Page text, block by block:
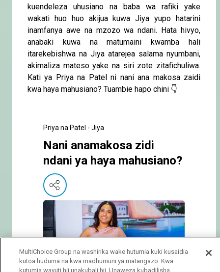
kuendeleza uhusiano na baba wa rafiki yake
wakati huo huo akijua kuwa Jiya yupo hatarini
inamfanya awe na mzozo wa ndani. Hata hivyo,
anabaki kuwa na matumaini kwamba hali
itarekebishwa na Jiya atarejea salama nyumbani,
akimaliza mateso yake na siri zote zitafichuliwa.
Kati ya Priya na Patel ni nani ana makosa zaidi
kwa haya mahusiano? Tuambie hapo chini 👇
Priya na Patel - Jiya
Nani anamakosa zidi
ndani ya haya mahusiano?
MultiChoice Group na washirika wake hutumia kuki kusaidia
kutoa huduma na kwa madhumuni ya matangazo. Kwa
kutumia wavuti hii unakubali hii. Unaweza kubadilisha